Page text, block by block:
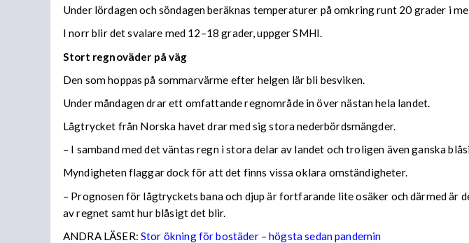
Under lördagen och söndagen beräknas temperaturer på omkring runt 20 grader i
I norr blir det svalare med 12–18 grader, uppger SMHI.
Stort regnoväder på väg
Den som hoppas på sommarvärme efter helgen lär bli besviken.
Under måndagen drar ett omfattande regnområde in över nästan hela landet.
Lågtrycket från Norska havet drar med sig stora nederbördsmängder.
– I samband med det väntas regn i stora delar av landet och troligen även ganska
Myndigheten flaggar dock för att det finns vissa oklara omständigheter.
– Prognosen för lågtryckets bana och djup är fortfarande lite osäker och därmed
av regnet samt hur blåsigt det blir.
ANDRA LÄSER: Stor ökning för bostäder – högsta sedan pandemin